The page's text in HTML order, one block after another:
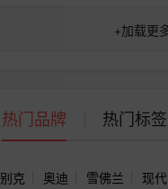
+加载更
热门品牌 热门标签
别克 奥迪 雪佛兰 现代